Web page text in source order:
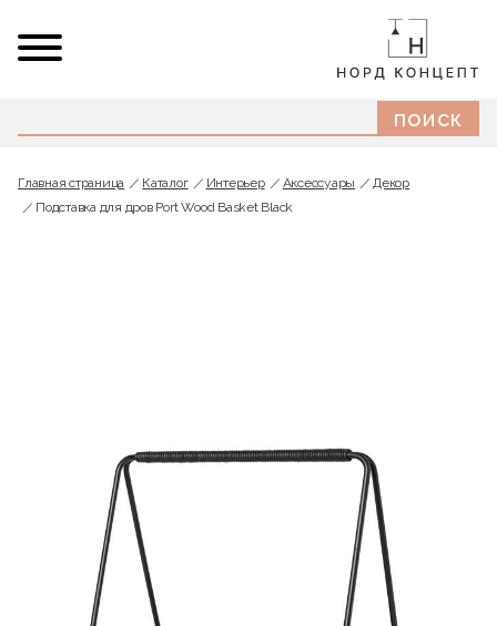
Главная страница Каталог Интерьер Аксессуары
Декор
Подставка для дров Port Wood Basket Black